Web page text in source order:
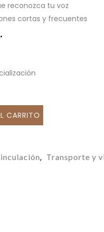
reconozca tu voz
cortas y frecuentes
CARRITO
, Transporte y